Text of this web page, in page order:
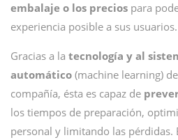
embalaje o los precios para
experiencia posible a sus usuarios.
Gracias a la tecnología y al
automático (machine learning)
compañía, ésta es capaz de
los tiempos de preparación,
personal y limitando las pérdidas.